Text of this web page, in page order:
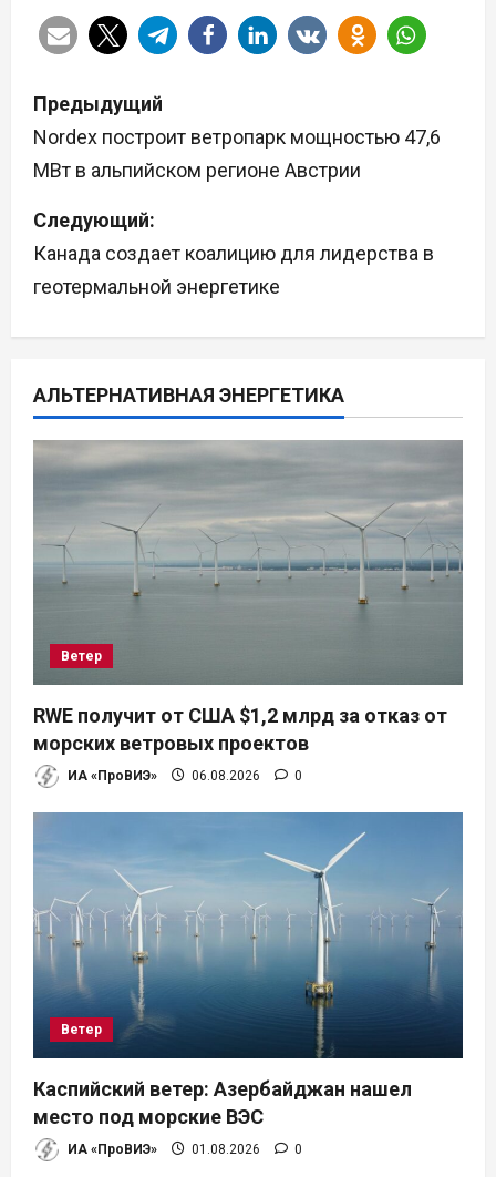
Н
а
в
и
г
и
я
п
о
п
и
с
Предыдущий
Nordex построит ветропарк мощностью 47,6
МВт в альпийском регионе Австрии
Следующий:
Канада создает коалицию для лидерства в
геотермальной энергетике
АЛЬТЕРНАТИВНАЯ ЭНЕРГЕТИКА
Ветер
RWE получит от США $1,2 млрд за отказ от
морских ветровых проектов
ИА «ПроВИЭ» 06.08.2026 0
Ветер
Каспийский ветер: Азербайджан нашел
место под морские ВЭС
ИА «ПроВИЭ» 01.08.2026 0